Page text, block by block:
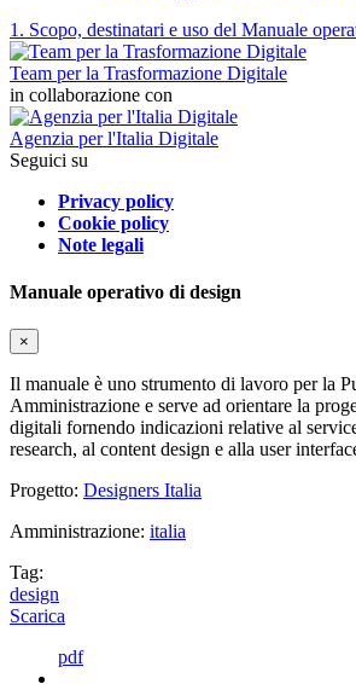
1. Scopo, destinatari e uso del Manuale
Team per la Trasformazione Digitale
in collaborazione con
Agenzia per l'Italia Digitale
Seguici su
Privacy policy
Cookie policy
Note legali
Manuale operativo di design
×
Il manuale è uno strumento di lavoro per la
Amministrazione e serve ad orientare la
digitali fornendo indicazioni relative al
research, al content design e alla user
Progetto: Designers Italia
Amministrazione: italia
Tag:
design
Scarica
pdf